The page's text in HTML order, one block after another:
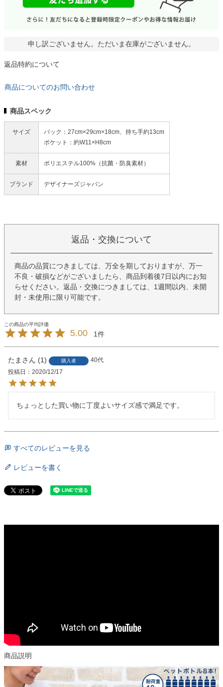
申し訳ございません。ただいま在庫がございません。
返品特約について
商品についてのお問い合わせ
商品スペック
サイズ
バック：27cm×29cm×18cm、持ち手約13cm
ポケット：約W11×H8cm
素材 ポリエステル100%（抗菌・防臭素材）
ブランド デザイナーズジャパン
返品・交換について
商品の品質につきましては、万全を期しておりますが、万一
不良・破損などがございましたら、商品到着後7日以内にお知
らせください。返品・交換につきましては、1週間以内、未開
封・未使用に限り可能です。
5.00 1
たま 1 購入者
40代
投稿日
2020/12/17
ちょっとした買い物に丁度よいサイズ感で満足です。
すべてのレビューを見る
レビューを書く
商品説明